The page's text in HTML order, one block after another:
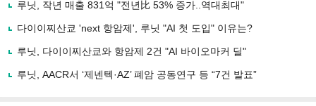
유
기
루닛, 작년 매출 831억 "전년比 53% 증가..역대최대"
다이이찌산쿄 'next 항암제', 루닛 "AI 첫 도입" 이유는?
루닛, 다이이찌산쿄와 항암제 2건 "AI 바이오마커 딜"
루닛, AACR서 ‘제넨텍·AZ’ 폐암 공동연구 등 “7건 발표”